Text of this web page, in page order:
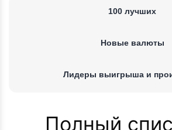
100 лучших
Новые валюты
Лидеры выигрыша и
Полный